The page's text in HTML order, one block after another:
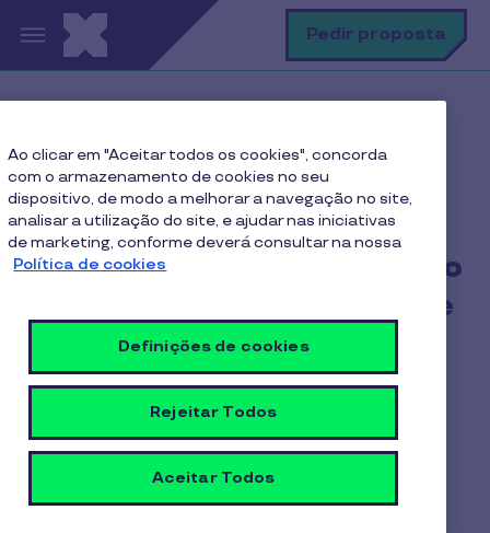
Passar para o conteúdo principalPedir proposta
Simule aqui a sua
poupança com o benefício
de Alimentação do Cobee
by Pluxee
sucesso do seu negócio
Ao clicar em "Aceitar todos os cookies", concorda
com o armazenamento de cookies no seu
dispositivo, de modo a melhorar a navegação no site,
analisar a utilização do site, e ajudar nas iniciativas
de marketing, conforme deverá consultar na nossa
Política de cookies
Definições de cookies
Rejeitar Todos
Aceitar Todos